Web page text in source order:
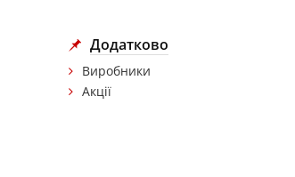
Додатково
Виробники
Акції